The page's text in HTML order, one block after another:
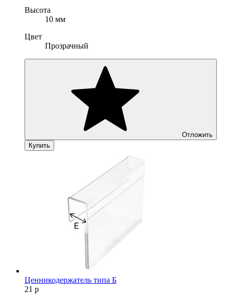
Высота
10 мм
Цвет
Прозрачный
Отложить
Купить
Ценникодержатель типа Б
21 р